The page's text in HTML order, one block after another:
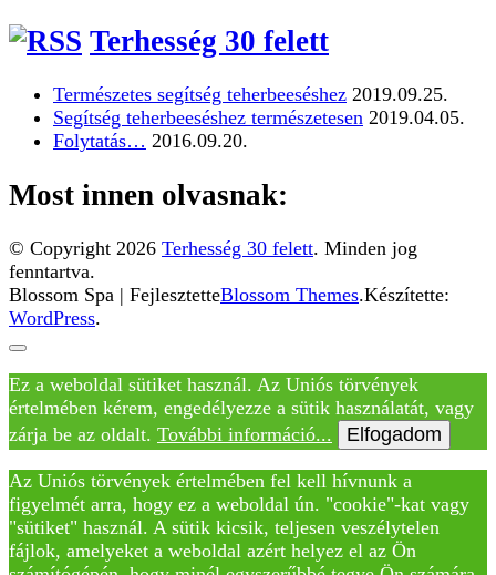
Terhesség 30 felett
Természetes segítség teherbeeséshez 2019.09.25.
Segítség teherbeeséshez természetesen 2019.04.05.
Folytatás… 2016.09.20.
Most innen olvasnak:
© Copyright 2026 Terhesség 30 felett. Minden jog
fenntartva.
Blossom Spa | FejlesztetteBlossom Themes.Készítette:
WordPress.
Ez a weboldal sütiket használ. Az Uniós törvények
értelmében kérem, engedélyezze a sütik használatát, vagy
zárja be az oldalt. További információ... Elfogadom
Az Uniós törvények értelmében fel kell hívnunk a
figyelmét arra, hogy ez a weboldal ún. "cookie"-kat vagy
"sütiket" használ. A sütik kicsik, teljesen veszélytelen
fájlok, amelyeket a weboldal azért helyez el az Ön